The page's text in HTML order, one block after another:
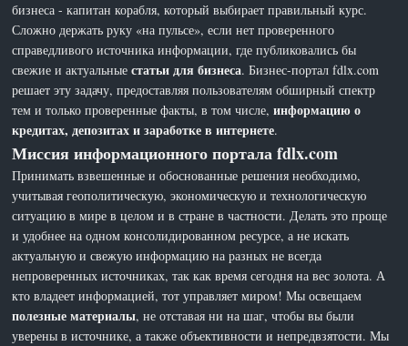
бизнеса - капитан корабля, который выбирает правильный курс.
Сложно держать руку «на пульсе», если нет проверенного
справедливого источника информации, где публиковались бы
свежие и актуальныестатьи для бизнеса. Бизнес-портал fdlx.com
решает эту задачу, предоставляя пользователям обширный спектр
тем и только проверенные факты, в том числе,информацию о
кредитах, депозитах и заработке в интернете.
Миссия информационного портала fdlx.com
Принимать взвешенные и обоснованные решения необходимо,
учитывая геополитическую, экономическую и технологическую
ситуацию в мире в целом и в стране в частности. Делать это проще
и удобнее на одном консолидированном ресурсе, а не искать
актуальную и свежую информацию на разных не всегда
непроверенных источниках, так как время сегодня на вес золота. А
кто владеет информацией, тот управляет миром! Мы освещаем
полезные материалы, не отставая ни на шаг, чтобы вы были
уверены в источнике, а также объективности и непредвзятости. Мы